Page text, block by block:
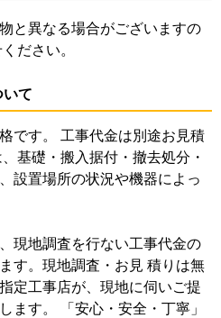
と異なる場合がございますの
ださい。
て
です。 工事代金は別途お見積
基礎・搬入据付・撤去処分・
設置場所の状況や機器によっ
現地調査を行ない工事代金の
す。現地調査・お見 積りは無
定工事店が、現地に伺いご提
ます。 「安心・安全・丁寧」